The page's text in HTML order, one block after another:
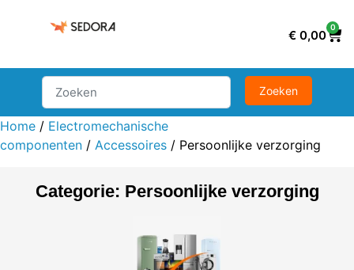
€ 0,00
0
Home / Electromechanische
componenten / Accessoires / Persoonlijke verzorging
Categorie: Persoonlijke verzorging